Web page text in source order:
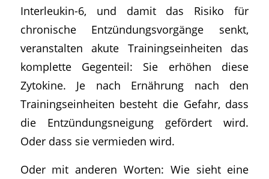
Interleukin-6, und damit das Risiko für
chronische Entzündungsvorgänge senkt,
veranstalten akute Trainingseinheiten das
komplette Gegenteil: Sie erhöhen diese
Zytokine. Je nach Ernährung nach den
Trainingseinheiten besteht die Gefahr, dass
die Entzündungsneigung gefördert wird.
Oder dass sie vermieden wird.
Oder mit anderen Worten: Wie sieht eine